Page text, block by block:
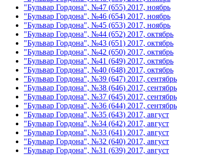
"Бульвар Гордона", №47 (655) 2017, ноябрь
"Бульвар Гордона", №46 (654) 2017, ноябрь
"Бульвар Гордона", №45 (653) 2017, ноябрь
"Бульвар Гордона", №44 (652) 2017, октябрь
"Бульвар Гордона", №43 (651) 2017, октябрь
"Бульвар Гордона", №42 (650) 2017, октябрь
"Бульвар Гордона", №41 (649) 2017, октябрь
"Бульвар Гордона", №40 (648) 2017, октябрь
"Бульвар Гордона", №39 (647) 2017, сентябрь
"Бульвар Гордона", №38 (646) 2017, сентябрь
"Бульвар Гордона", №37 (645) 2017, сентябрь
"Бульвар Гордона", №36 (644) 2017, сентябрь
"Бульвар Гордона", №35 (643) 2017, август
"Бульвар Гордона", №34 (642) 2017, август
"Бульвар Гордона", №33 (641) 2017, август
"Бульвар Гордона", №32 (640) 2017, август
"Бульвар Гордона", №31 (639) 2017, август